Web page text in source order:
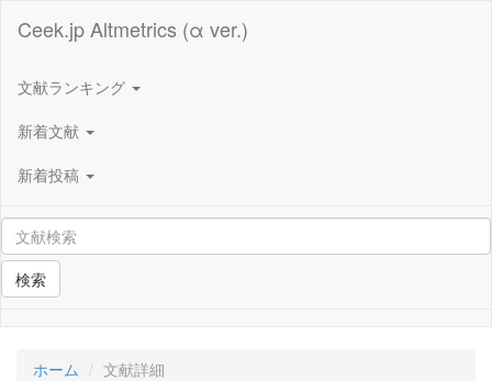
Ceek.jp Altmetrics (α ver.)
文献ランキング
新着文献
新着投稿
検索
ホーム 文献詳細